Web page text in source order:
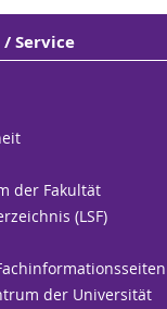
Service
der Fakultät
(LSF)
der Universität